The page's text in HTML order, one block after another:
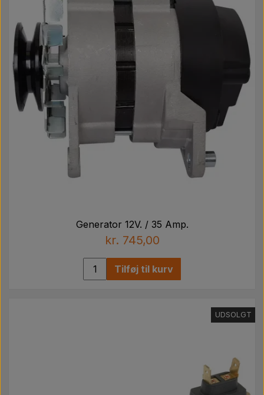
Generator 12V. / 35 Amp.
kr. 745,00
Tilføj til kurv
UDSOLGT